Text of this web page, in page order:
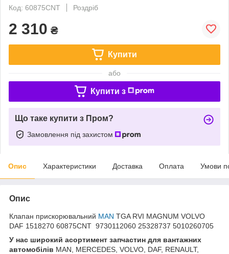
Код: 60875CNT
Роздріб
2 310 ₴
Купити
або
Купити з
Що таке купити з Пром?
Замовлення під захистом
Опис Характеристики Доставка Оплата Умови
Опис
Клапан прискорювальний MAN TGA RVI MAGNUM VOLVO
DAF 1518270 60875CNT 9730112060 25328737 5010260705
У нас широкий асортимент запчастин для вантажних
автомобілів MAN, MERCEDES, VOLVO, DAF, RENAULT,